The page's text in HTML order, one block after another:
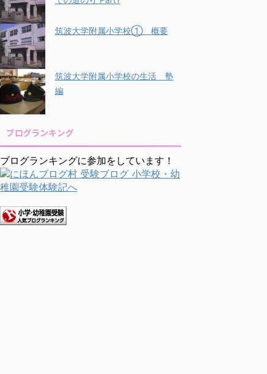
筑波大学附属小学校① 概要
筑波大学附属小学校の生活 塾
編
ブログランキング
ブログランキングに参加をしています！